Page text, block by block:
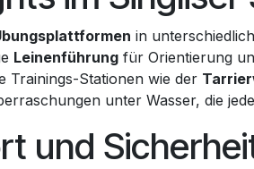
in
Leinenführung für Orientierung
Trainings-Stationen wie der
unter Wasser, die
und